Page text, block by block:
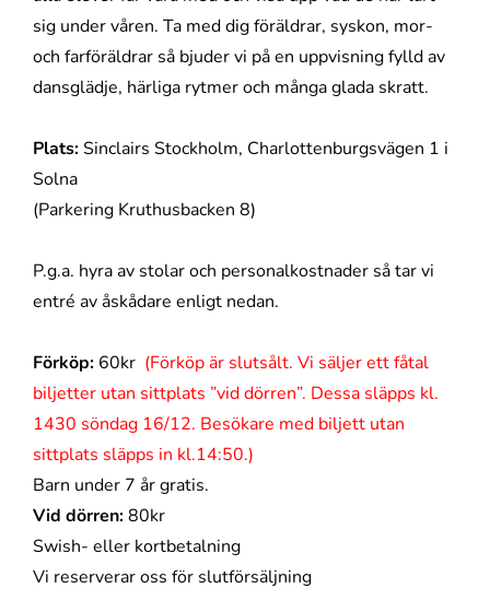
sig under våren. Ta med dig föräldrar, syskon, mor-
och farföräldrar så bjuder vi på en uppvisning fylld av
dansglädje, härliga rytmer och många glada skratt.
Plats:Sinclairs Stockholm, Charlottenburgsvägen 1 i
Solna
(Parkering Kruthusbacken 8)
P.g.a. hyra av stolar och personalkostnader så tar vi
entré av åskådare enligt nedan.
Förköp:60kr (Förköp är slutsålt. Vi säljer ett fåtal
biljetter utan sittplats ”vid dörren”. Dessa släpps kl.
1430 söndag 16/12. Besökare med biljett utan
sittplats släpps in kl.14:50.)
Barn under 7 år gratis.
Vid dörren:80kr
Swish- eller kortbetalning
Vi reserverar oss för slutförsäljning